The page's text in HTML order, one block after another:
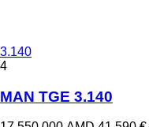
3.140
4
MAN TGE 3.140